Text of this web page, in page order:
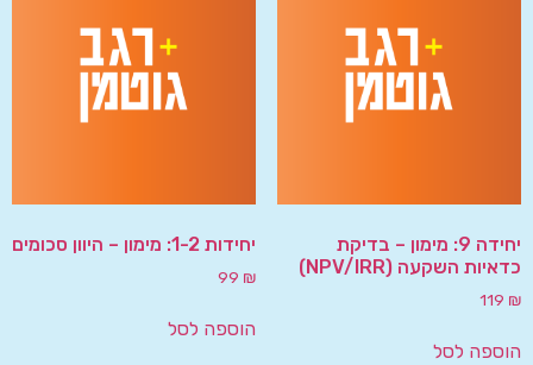
יחידה 9: מימון – בדיקת
כדאיות השקעה (NPV/IRR)
119 ₪
הוספה לסל
יחידות 1-2: מימון – היוון סכומים
99 ₪
הוספה לסל